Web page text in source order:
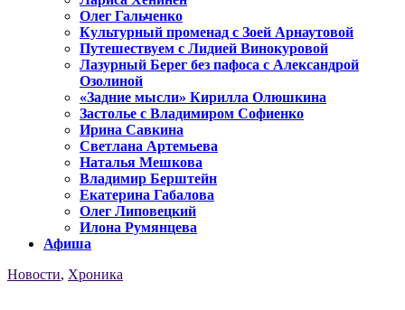
Олег Гальченко
Культурный променад с Зоей Арнаутовой
Путешествуем с Лидией Винокуровой
Лазурный Берег без пафоса с Александрой
Озолиной
«Задние мысли» Кирилла Олюшкина
Застолье с Владимиром Софиенко
Ирина Савкина
Светлана Артемьева
Наталья Мешкова
Владимир Берштейн
Екатерина Габалова
Олег Липовецкий
Илона Румянцева
Афиша
Новости, Хроника